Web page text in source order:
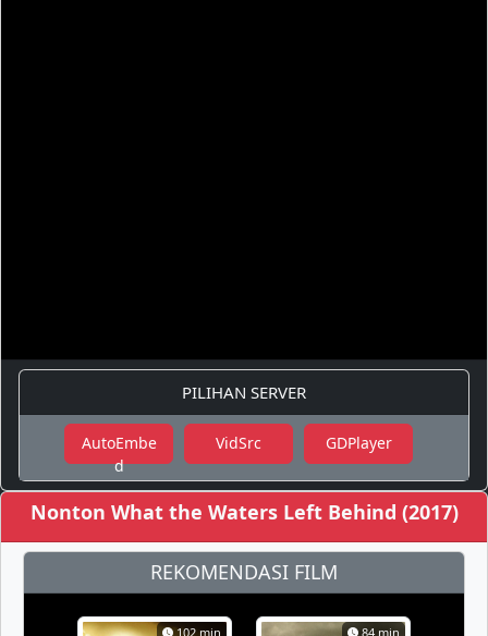
PILIHAN SERVER
AutoEmbe
d
VidSrc GDPlayer
Nonton What the Waters Left Behind (2017)
REKOMENDASI FILM
102 min 84 min